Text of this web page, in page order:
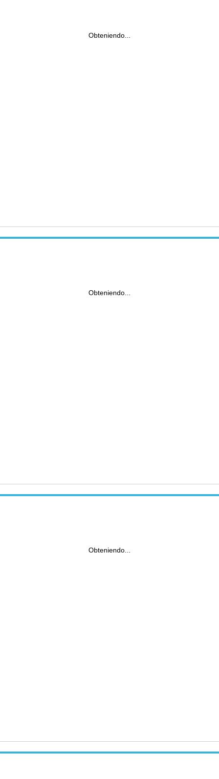
Obteniendo...
Obteniendo...
Obteniendo...